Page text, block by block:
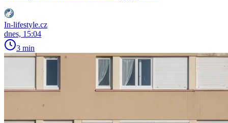
In-lifestyle.cz
dnes, 15:04
3 min